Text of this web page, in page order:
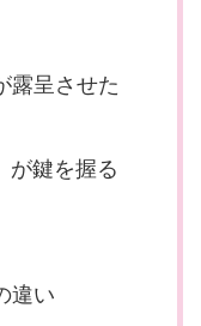
露呈させた
が鍵を握る
違い